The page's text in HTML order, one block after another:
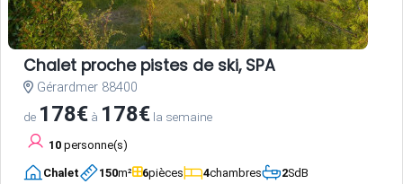
Chalet proche pistes de ski, SPA
Gérardmer 88400
de 178€ à 178€ la semaine
10 personne(s)
Chalet 150m² 6pièces 4chambres 2SdB